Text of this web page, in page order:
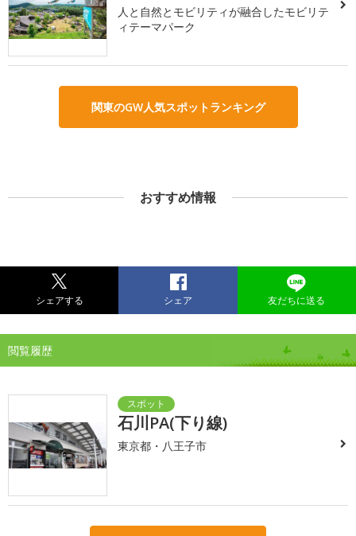
人と自然とモビリティが融合したモビリテ
ィテーマパーク
関東のGW人気スポットランキング
おすすめ情報
シェアする シェア 友だちに送る
閲覧履歴
石川PA(下り線)
東京都・八王子市